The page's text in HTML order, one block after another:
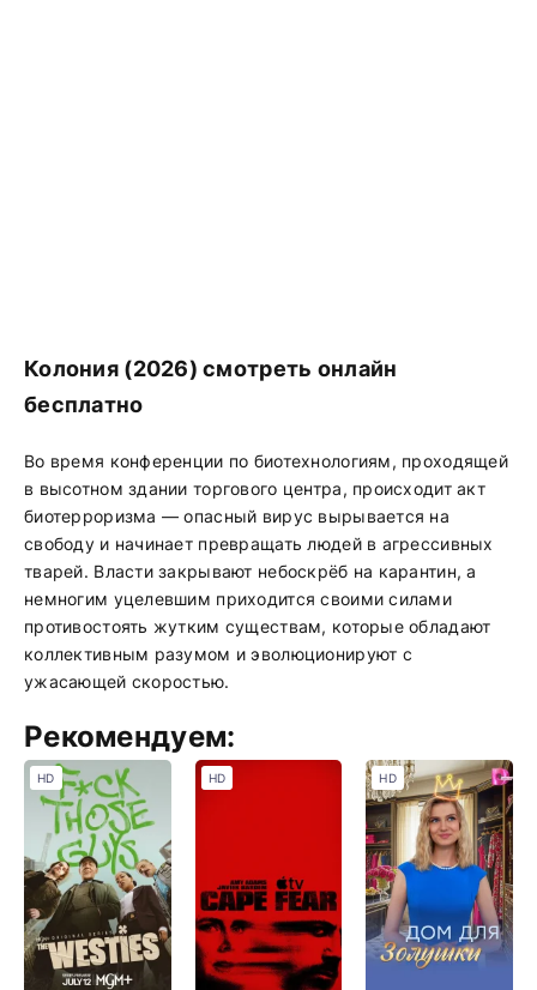
Колония (2026) смотреть онлайн
бесплатно
Во время конференции по биотехнологиям, проходящей
в высотном здании торгового центра, происходит акт
биотерроризма — опасный вирус вырывается на
свободу и начинает превращать людей в агрессивных
тварей. Власти закрывают небоскрёб на карантин, а
немногим уцелевшим приходится своими силами
противостоять жутким существам, которые обладают
коллективным разумом и эволюционируют с
ужасающей скоростью.
Рекомендуем:
HD HD HD